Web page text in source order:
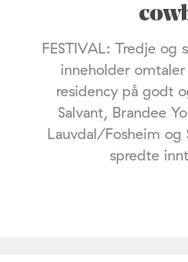
FESTIVAL: Tredje og
inneholder omtaler
residency på godt
Salvant, Brandee
Lauvdal/Fosheim
spredte